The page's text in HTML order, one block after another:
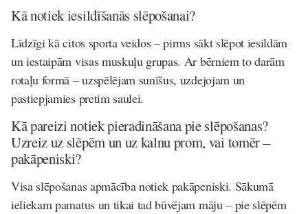
Kā notiek iesildīšanās slēpošanai?
Līdzīgi kā citos sporta veidos – pirms sākt slēpot iesildām
un iestaipām visas muskuļu grupas. Ar bērniem to darām
rotaļu formā – uzspēlējam sunīšus, uzdejojam un
pastiepjamies pretim saulei.
Kā pareizi notiek pieradināšana pie slēpošanas?
Uzreiz uz slēpēm un uz kalnu prom, vai tomēr –
pakāpeniski?
Visa slēpošanas apmācība notiek pakāpeniski. Sākumā
ieliekam pamatus un tikai tad būvējam māju – pie slēpēm